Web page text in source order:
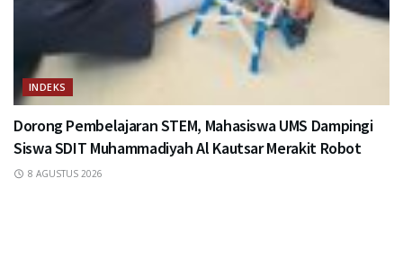
INDEKS
Dorong Pembelajaran STEM, Mahasiswa UMS Dampingi
Siswa SDIT Muhammadiyah Al Kautsar Merakit Robot
8 AGUSTUS 2026